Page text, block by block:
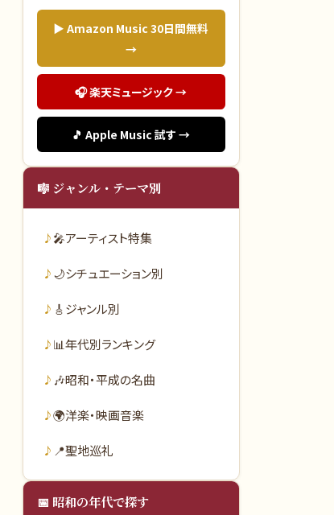
▶ Amazon Music 30日間無料
→
🎧 楽天ミュージック →
🎵 Apple Music 試す →
🎼 ジャンル・テーマ別
🎤アーティスト特集
🌙シチュエーション別
🎸ジャンル別
📊年代別ランキング
🎶昭和・平成の名曲
🌍洋楽・映画音楽
📍聖地巡礼
📅 昭和の年代で探す